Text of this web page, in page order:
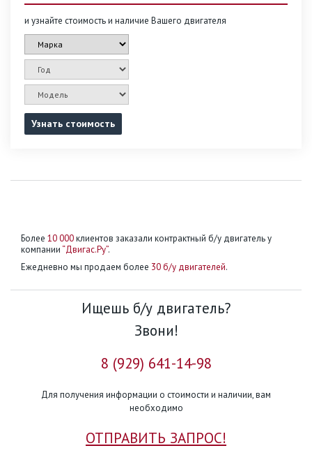
и узнайте стоимость и наличие Вашего двигателя
Узнать стоимость
Более 10 000клиентов заказали контрактный б/у двигатель у
компании “Двигас.Ру”.
Ежедневно мы продаем более 30 б/у двигателей.
Ищешь б/у двигатель?
Звони!
8 (929) 641-14-98
Для получения информации о стоимости и наличии, вам
необходимо
ОТПРАВИТЬ ЗАПРОС!